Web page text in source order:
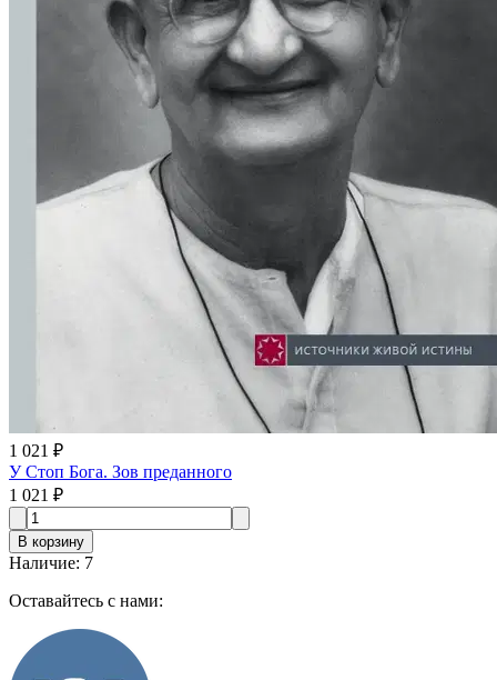
1 021 ₽
У Стоп Бога. Зов преданного
1 021 ₽
В корзину
Наличие: 7
Оставайтесь с нами: